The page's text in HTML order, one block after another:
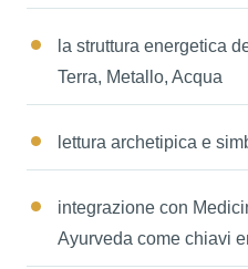
la struttura energetica
Terra, Metallo, Acqua
lettura archetipica e
integrazione con
Ayurveda come chiavi